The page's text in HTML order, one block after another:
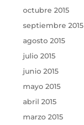
octubre 2015
septiembre 2015
agosto 2015
julio 2015
junio 2015
mayo 2015
abril 2015
marzo 2015